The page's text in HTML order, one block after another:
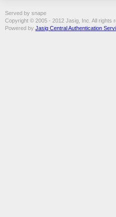
Served by snape
Copyright © 2005 - 2012 Jasig, Inc. All rights
Powered by Jasig Central Authentication